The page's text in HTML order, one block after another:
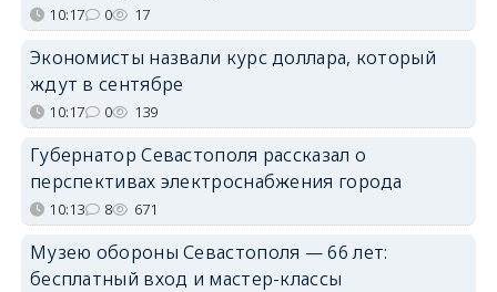
10:17 0 17
Экономисты назвали курс доллара, который
ждут в сентябре
10:17 0 139
Губернатор Севастополя рассказал о
перспективах электроснабжения города
10:13 8 671
Музею обороны Севастополя — 66 лет:
бесплатный вход и мастер-классы